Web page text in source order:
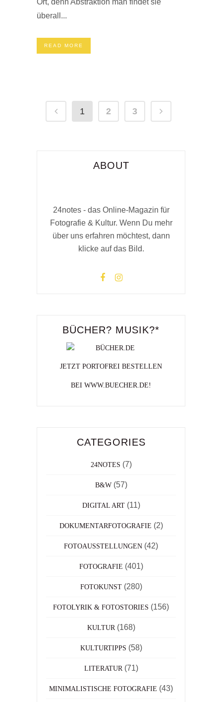
Ort, denn Abstraktion man findet sie
überall...
READ MORE
1 2 3
ABOUT
24notes - das Online-Magazin für
Fotografie & Kultur. Wenn Du mehr
über uns erfahren möchtest, dann
klicke auf das Bild.
BÜCHER? MUSIK?*
JETZT PORTOFREI BESTELLEN
BEI WWW.BUECHER.DE!
CATEGORIES
24NOTES (7)
B&W(57)
DIGITAL ART(11)
DOKUMENTARFOTOGRAFIE (2)
FOTOAUSSTELLUNGEN (42)
FOTOGRAFIE (401)
FOTOKUNST(280)
FOTOLYRIK & FOTOSTORIES (156)
KULTUR (168)
KULTURTIPPS (58)
LITERATUR (71)
MINIMALISTISCHE FOTOGRAFIE (43)